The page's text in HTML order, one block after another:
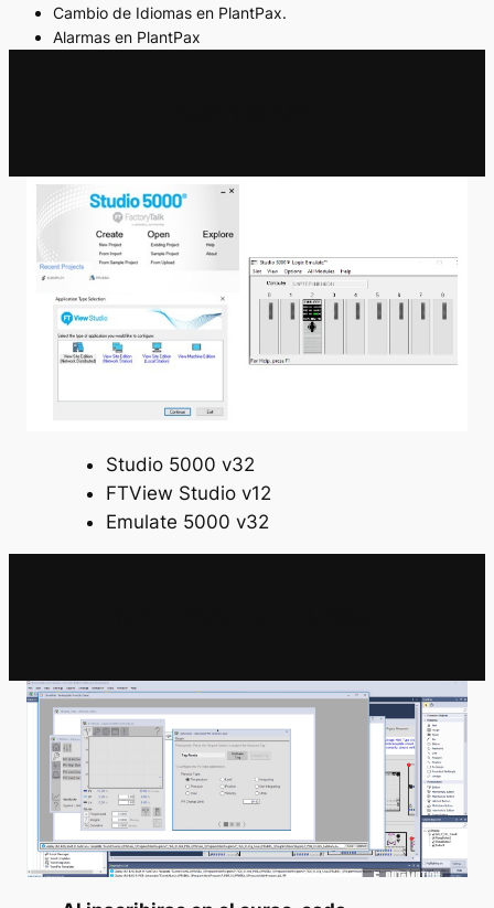
Cambio de Idiomas en PlantPax.
Alarmas en PlantPax
Studio 5000 v32
FTView Studio v12
Emulate 5000 v32